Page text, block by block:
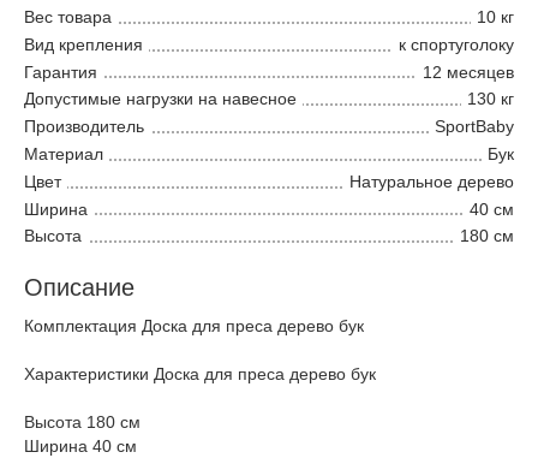
Вес товара
10 кг
Вид крепления
к спортуголоку
Гарантия
12 месяцев
Допустимые нагрузки на навесное
130 кг
Производитель
SportBaby
Материал
Бук
Цвет
Натуральное дерево
Ширина
40 см
Высота
180 см
Описание
Комплектация Доска для преса дерево бук
Характеристики Доска для преса дерево бук
Высота 180 см
Ширина 40 см